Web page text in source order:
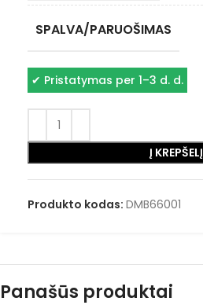
SPALVA/PARUOŠIMAS
✔ Pristatymas per 1–3 d. d.
Į KREPŠELĮ
Produkto kodas: DMB66001
Panašūs produktai